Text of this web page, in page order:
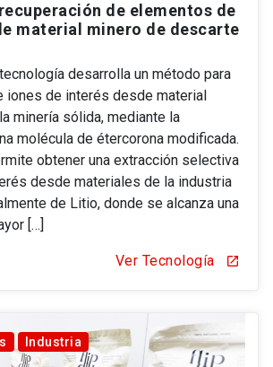
de elementos de
material minero de descarte
desarrolla un método para
iones de interés desde material
minería sólida, mediante la
molécula de étercorona modificada.
obtener una extracción selectiva
desde materiales de la industria
de Litio, donde se alcanza una
[…]
Ver Tecnología open_in_new
Industria